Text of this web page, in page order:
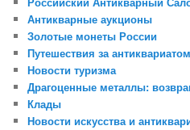
Антикварные аукционы
Золотые монеты России
Путешествия за антиквариатом
Новости туризма
Драгоценные металлы:
Клады
Новости искусства и